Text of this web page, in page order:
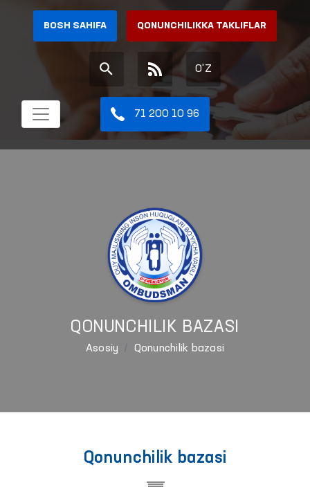
BOSH SAHIFA QONUNCHILIKKA TAKLIFLAR
O'Z
71 200 10 96
QONUNCHILIK BAZASI
Asosiy Qonunchilik bazasi
Qonunchilik bazasi